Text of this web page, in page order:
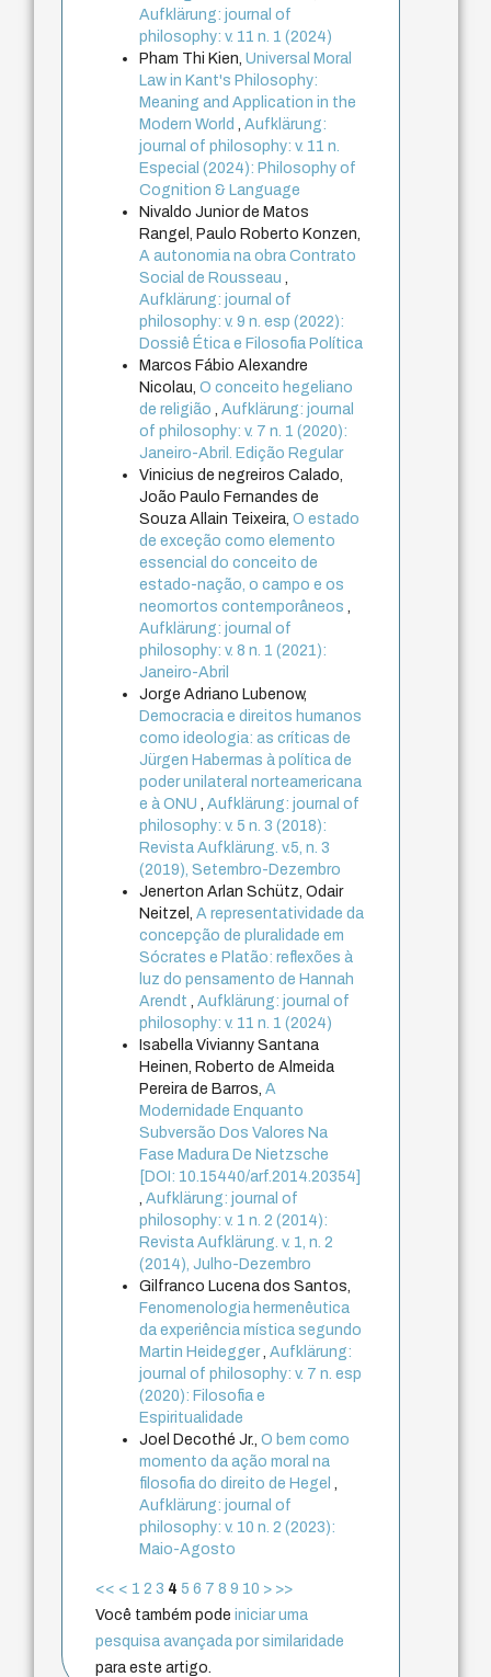
Aufklärung: journal of
philosophy: v. 11 n. 1 (2024)
Pham Thi Kien,Universal Moral
Law in Kant's Philosophy:
Meaning and Application in the
Modern World
,Aufklärung:
journal of philosophy: v. 11 n.
Especial (2024): Philosophy of
Cognition & Language
Nivaldo Junior de Matos
Rangel, Paulo Roberto Konzen,
A autonomia na obra Contrato
Social de Rousseau
Aufklärung: journal of
philosophy: v. 9 n. esp (2022):
Dossiê Ética e Filosofia Política
Marcos Fábio Alexandre
Nicolau,O conceito hegeliano
de religião
,Aufklärung: journal
of philosophy: v. 7 n. 1 (2020):
Janeiro-Abril. Edição Regular
Vinicius de negreiros Calado,
João Paulo Fernandes de
Souza Allain Teixeira,O estado
de exceção como elemento
essencial do conceito de
estado-nação, o campo e os
neomortos contemporâneos
Aufklärung: journal of
philosophy: v. 8 n. 1 (2021):
Janeiro-Abril
Jorge Adriano Lubenow,
Democracia e direitos humanos
como ideologia: as críticas de
Jürgen Habermas à política de
poder unilateral norteamericana
e à ONU
,Aufklärung: journal of
philosophy: v. 5 n. 3 (2018):
Revista Aufklärung. v.5, n. 3
(2019), Setembro-Dezembro
Jenerton Arlan Schütz, Odair
Neitzel,A representatividade da
concepção de pluralidade em
Sócrates e Platão: reflexões à
luz do pensamento de Hannah
Arendt
,Aufklärung: journal of
philosophy: v. 11 n. 1 (2024)
Isabella Vivianny Santana
Heinen, Roberto de Almeida
Pereira de Barros,A
Modernidade Enquanto
Subversão Dos Valores Na
Fase Madura De Nietzsche
[DOI: 10.15440/arf.2014.20354]
,Aufklärung: journal of
philosophy: v. 1 n. 2 (2014):
Revista Aufklärung. v. 1, n. 2
(2014), Julho-Dezembro
Gilfranco Lucena dos Santos,
Fenomenologia hermenêutica
da experiência mística segundo
Martin Heidegger ,Aufklärung:
journal of philosophy: v. 7 n. esp
(2020): Filosofia e
Espiritualidade
Joel Decothé Jr.,O bem como
momento da ação moral na
filosofia do direito de Hegel
Aufklärung: journal of
philosophy: v. 10 n. 2 (2023):
Maio-Agosto
<< < 1 2 3 4 5 6 7 8 9 10 > >>
Você também podeiniciar uma
pesquisa avançada por similaridade
para este artigo.